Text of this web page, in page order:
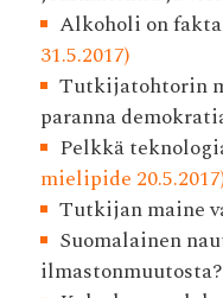
Alkoholi on
31.5.2017)
Tutkijatohtorin
paranna
Pelkkä
mielipide
Tutkijan maine
Suomalainen
ilmastonmuutosta?